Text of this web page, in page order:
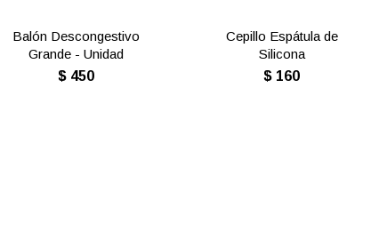
Balón Descongestivo
Grande - Unidad
$ 450
Cepillo Espátula de
Silicona
$ 160